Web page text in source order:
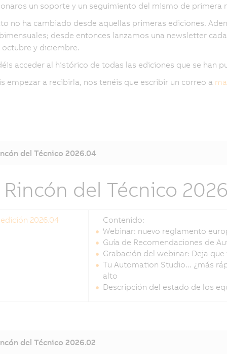
un soporte y un seguimiento del mismo de primera
no ha cambiado desde aquellas primeras ediciones.
desde entonces lanzamos una newsletter
y diciembre.
acceder al histórico de todas las ediciones que se han
empezar a recibirla, nos tenéis que escribir un correo a
del Técnico 2026.04
Rincón del Técnico
2026.04
Contenido:
Webinar: nuevo reglamento
Guía de Recomendaciones de
Grabación del webinar: Deja
Tu Automation Studio... ¿más
alto
Descripción del estado de los
del Técnico 2026.02